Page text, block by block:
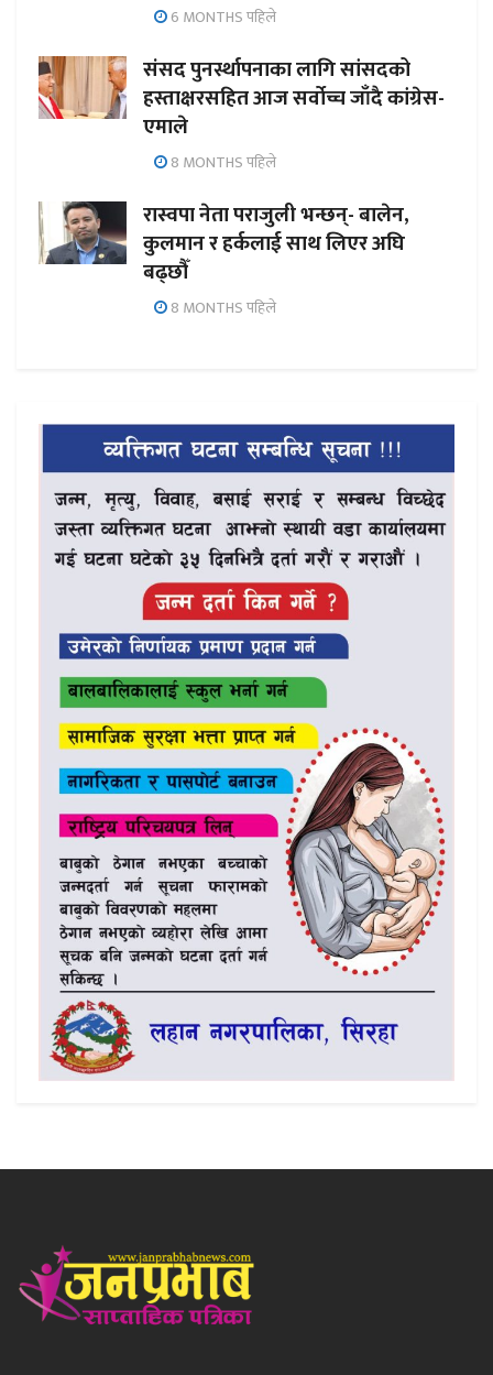
6 MONTHS पहिले
संसद पुनर्स्थापनाका लागि सांसदको
हस्ताक्षरसहित आज सर्वोच्च जाँदै कांग्रेस-
एमाले
8 MONTHS पहिले
रास्वपा नेता पराजुली भन्छन्- बालेन,
कुलमान र हर्कलाई साथ लिएर अघि
बढ्छौँ
8 MONTHS पहिले